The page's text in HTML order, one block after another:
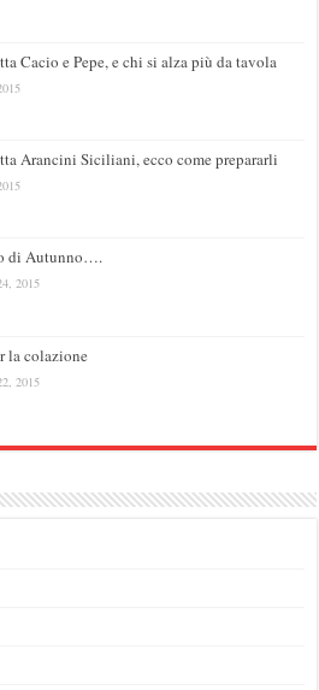
Cacio e Pepe, e chi si alza più da tavola
Arancini Siciliani, ecco come prepararli
di Autunno….
2015
la colazione
2015